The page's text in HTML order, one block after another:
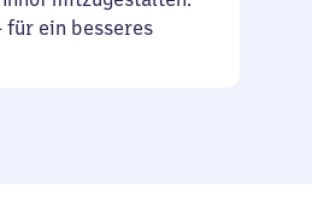
für ein besseres